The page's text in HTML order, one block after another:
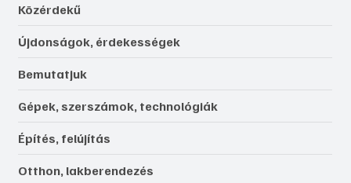
Közérdekű
Újdonságok, érdekességek
Bemutatjuk
Gépek, szerszámok, technológiák
Építés, felújítás
Otthon, lakberendezés